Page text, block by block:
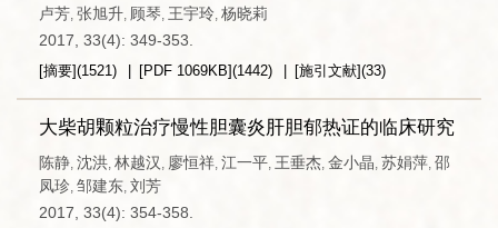
卢芳, 张旭升, 顾琴, 王宇玲, 杨晓莉
2017, 33(4): 349-353.
[摘要](1521) [PDF 1069KB](1442) [施引文献](33)
大柴胡颗粒治疗慢性胆囊炎肝胆郁热证的临床研究
陈静, 沈洪, 林越汉 , 廖恒祥, 江一平, 王垂杰, 金小晶, 苏娟萍, 邵
凤珍, 邹建东, 刘芳
2017, 33(4): 354-358.